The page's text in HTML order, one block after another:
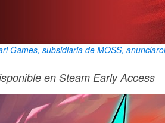
Games, subsidiaria de MOSS,
en Steam Early Access